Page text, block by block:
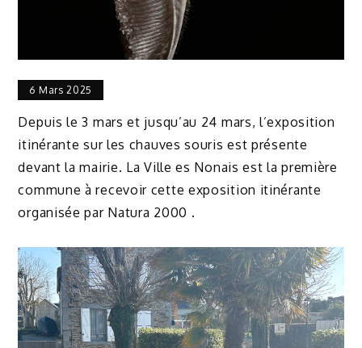
6 Mars 2025
Depuis le 3 mars et jusqu’au 24 mars, l’exposition
itinérante sur les chauves souris est présente
devant la mairie. La Ville es Nonais est la première
commune à recevoir cette exposition itinérante
organisée par Natura 2000 .